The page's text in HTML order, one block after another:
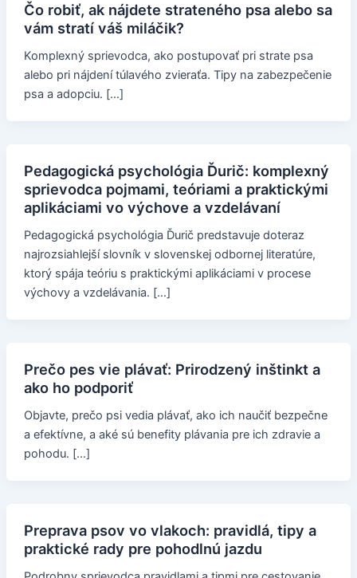
Čo robiť, ak nájdete strateného psa alebo sa
vám stratí váš miláčik?
Komplexný sprievodca, ako postupovať pri strate psa
alebo pri nájdení túlavého zvieraťa. Tipy na zabezpečenie
psa a adopciu. […]
Pedagogická psychológia Ďurič: komplexný
sprievodca pojmami, teóriami a praktickými
aplikáciami vo výchove a vzdelávaní
Pedagogická psychológia Ďurič predstavuje doteraz
najrozsiahlejší slovník v slovenskej odbornej literatúre,
ktorý spája teóriu s praktickými aplikáciami v procese
výchovy a vzdelávania. […]
Prečo pes vie plávať: Prirodzený inštinkt a
ako ho podporiť
Objavte, prečo psi vedia plávať, ako ich naučiť bezpečne
a efektívne, a aké sú benefity plávania pre ich zdravie a
pohodu. […]
Preprava psov vo vlakoch: pravidlá, tipy a
praktické rady pre pohodlnú jazdu